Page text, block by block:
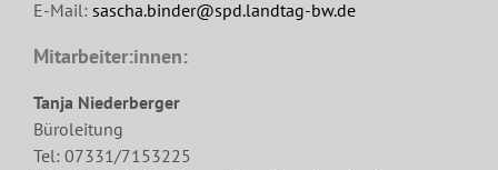
E-Mail: sascha.binder@spd.landtag-bw.de
Mitarbeiter:innen:
Tanja Niederberger
Büroleitung
Tel: 07331/7153225